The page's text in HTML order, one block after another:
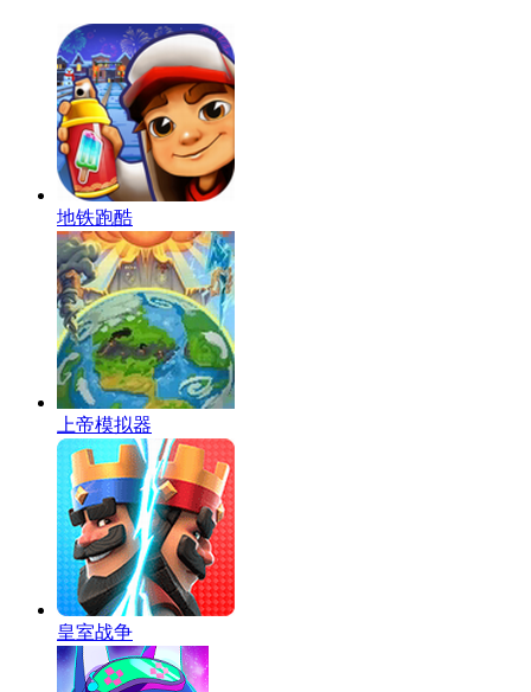
地铁跑酷
上帝模拟器
皇室战争